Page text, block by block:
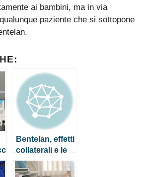
ai bambini, ma in via
paziente che si sottopone
Bentelan, effetti
collaterali e le
controindicazio
ni